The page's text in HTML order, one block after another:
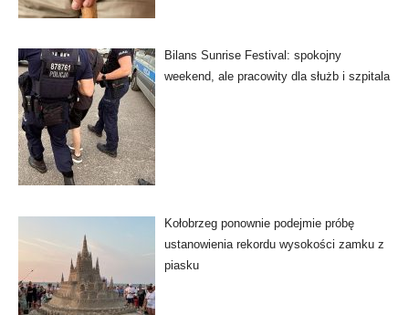
Bilans Sunrise Festival: spokojny
weekend, ale pracowity dla służb i szpitala
Kołobrzeg ponownie podejmie próbę
ustanowienia rekordu wysokości zamku z
piasku